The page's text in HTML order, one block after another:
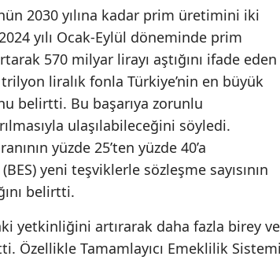
Kütahya
Malatya
Manisa
Kahramanmaraş
Mardin
Muğla
Nevşehir
2030 yılına kadar prim üretimini iki
yılı Ocak-Eylül döneminde prim
570 milyar lirayı aştığını ifade eden
liralık fonla Türkiye’nin en büyük
belirtti. Bu başarıya zorunlu
ulaşılabileceğini söyledi.
yüzde 25’ten yüzde 40’a
yeni teşviklerle sözleşme sayısının
belirtti.
yetkinliğini artırarak daha fazla birey ve
Özellikle Tamamlayıcı Emeklilik Sistemi